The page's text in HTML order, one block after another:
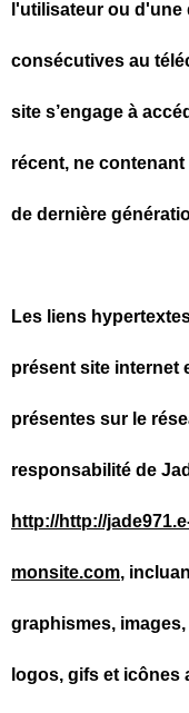
l'utilisateur ou
consécutives au
site s’engage à
récent, ne
de dernière
Les liens
présent site internet
présentes sur le
responsabilité de
http://http://
monsite.com,
graphismes,
logos, gifs et icônes